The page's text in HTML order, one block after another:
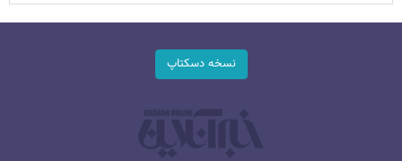
نسخه دسکتاپ